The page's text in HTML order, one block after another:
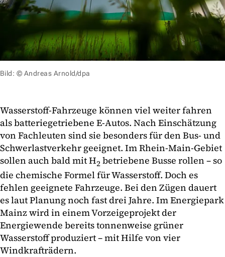
Bild: © Andreas Arnold/dpa
Wasserstoff-Fahrzeuge können viel weiter fahren
als batteriegetriebene E-Autos. Nach Einschätzung
von Fachleuten sind sie besonders für den Bus- und
Schwerlastverkehr geeignet. Im Rhein-Main-Gebiet
sollen auch bald mit H2betriebene Busse rollen – so
die chemische Formel für Wasserstoff. Doch es
fehlen geeignete Fahrzeuge. Bei den Zügen dauert
es laut Planung noch fast drei Jahre. Im Energiepark
Mainz wird in einem Vorzeigeprojekt der
Energiewende bereits tonnenweise grüner
Wasserstoff produziert – mit Hilfe von vier
Windkrafträdern.